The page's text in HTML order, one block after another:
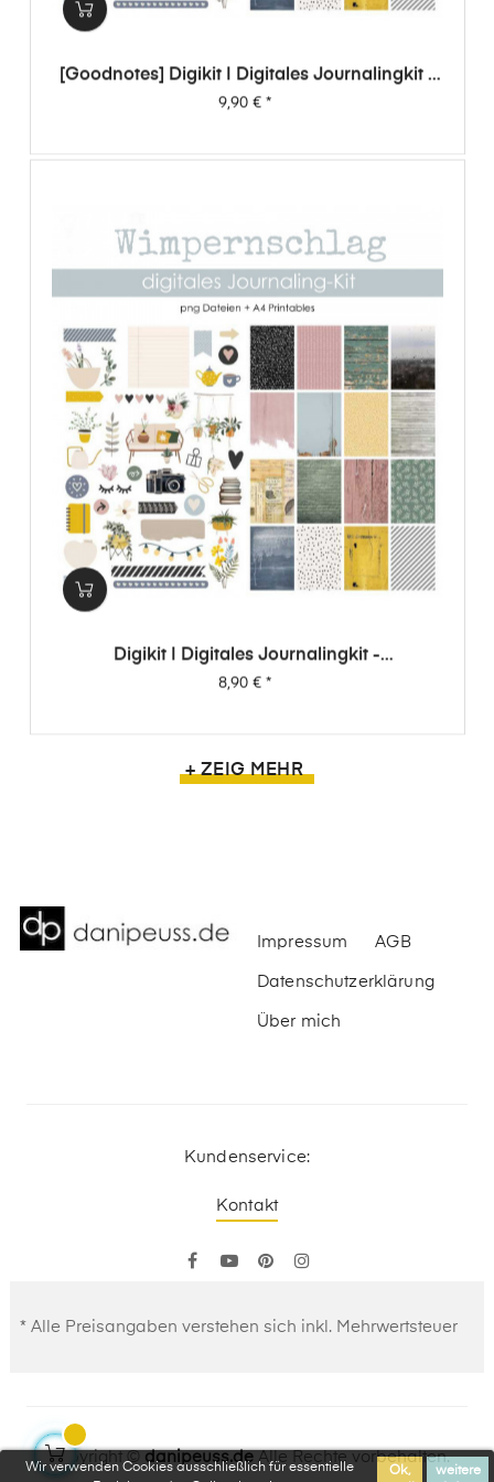
Wir verwenden Cookies ausschließlich für essentielle
Ok, weitere
[Goodnotes] Digikit | Digitales Journalingkit -
Wimpernschlag
Preis
9,90 €*
Digikit | Digitales Journalingkit -
Wimpernschlag
+ ZEIG MEHR
Impressum AGB
Datenschutzerklärung
Über mich
Kundenservice:
Kontakt
FacebookYouTubePinterest
* Alle Preisangaben verstehen sich inkl. Mehrwertsteuer
Copyright © danipeuss.deAlle Rechte vorbehalten.